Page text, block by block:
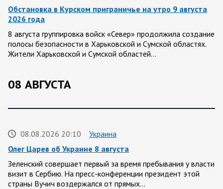
Обстановка в Курском приграничье на утро 9 августа
2026 года
8 августа группировка войск «Север» продолжила создание
полосы безопасности в Харьковской и Сумской областях.
Жители Харьковской и Сумской областей…
08 АВГУСТА
08.08.2026 20:10
Украина
Олег Царев об Украине 8 августа
Зеленский совершает первый за время пребывания у власти
визит в Сербию. На пресс-конференции президент этой
страны Вучич воздержался от прямых…